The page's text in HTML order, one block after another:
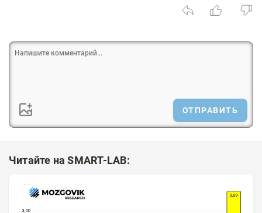
ОТПРАВИТЬ
Читайте на SMART-LAB: